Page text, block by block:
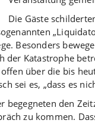
Die Gäste
Besonders
der Katastrophe
über die bis
sei es, „dass es
begegneten den
zu kommen.